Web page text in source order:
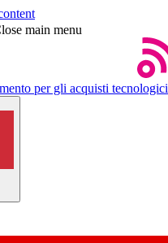
main menu
per gli acquisti tecnologici